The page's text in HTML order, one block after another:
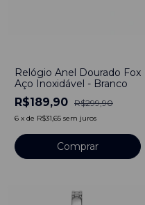
Relógio Anel Dourado Fox
Aço Inoxidável - Branco
R$189,90 R$299,90
6 x de R$31,65 sem juros